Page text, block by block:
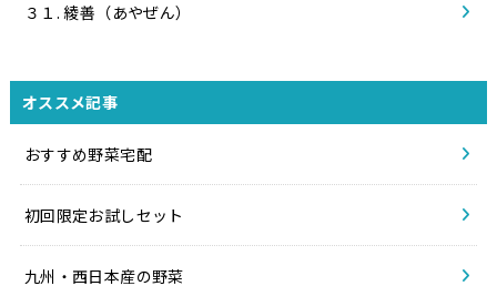
３１. 綾善（あやぜん）
オススメ記事
おすすめ野菜宅配
初回限定お試しセット
九州・西日本産の野菜